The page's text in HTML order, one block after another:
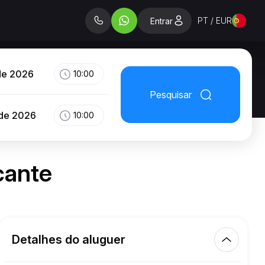
Entrar PT / EUR
2026 10:00
2026 10:00
Pesquisar
Detalhes do aluguer